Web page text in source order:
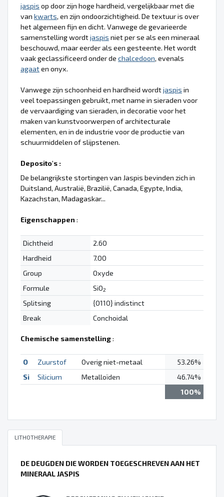
jaspis op door zijn hoge hardheid, vergelijkbaar met die
van kwarts, en zijn ondoorzichtigheid. De textuur is over
het algemeen fijn en dicht. Vanwege de gevarieerde
samenstelling wordtjaspis niet per se als een mineraal
beschouwd, maar eerder als een gesteente. Het wordt
vaak geclassificeerd onder de chalcedoon, evenals
agaaten onyx.
Vanwege zijn schoonheid en hardheid wordtjaspis in
veel toepassingen gebruikt, met name in sieraden voor
de vervaardiging van sieraden, in decoratie voor het
maken van kunstvoorwerpen of architecturale
elementen, en in de industrie voor de productie van
schuurmiddelen of slijpstenen.
Deposito's :
De belangrijkste stortingen van Jaspis bevinden zich in
Duitsland, Australië, Brazilië, Canada, Egypte, India,
Kazachstan, Madagaskar...
Eigenschappen :
Dichtheid
2.60
Hardheid
7.00
Group
Oxyde
Formule
SiO2
Splitsing
{0110} indistinct
Break
Conchoidal
Chemische samenstelling:
O Zuurstof Overig niet-metaal
53.26%
Si
Silicium Metalloïden
46.74%
100%
LITHOTHERAPIE
DE DEUGDEN DIE WORDEN TOEGESCHREVEN AAN HET
MINERAAL JASPIS